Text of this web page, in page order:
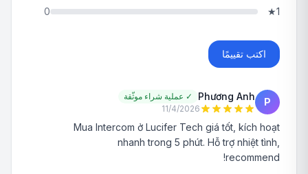
1
★
0
اكتب تقييمًا
P
Phương Anh
✓ عملية شراء موثّقة
11/4/2026
Mua Intercom ở Lucifer Tech giá tốt, kích hoạt
nhanh trong 5 phút. Hỗ trợ nhiệt tình,
recommend!